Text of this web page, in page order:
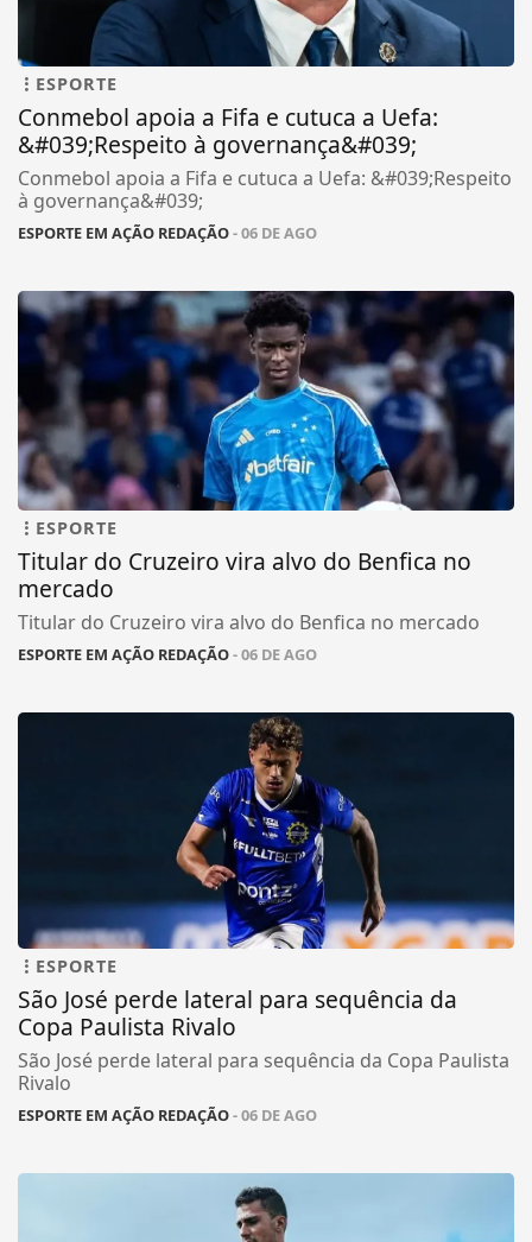
ESPORTE
Conmebol apoia a Fifa e cutuca a Uefa:
&#039;Respeito à governança&#039;
Conmebol apoia a Fifa e cutuca a Uefa: &#039;Respeito
à governança&#039;
ESPORTE EM AÇÃO REDAÇÃO- 06 DE AGO
ESPORTE
Titular do Cruzeiro vira alvo do Benfica no
mercado
Titular do Cruzeiro vira alvo do Benfica no mercado
ESPORTE EM AÇÃO REDAÇÃO- 06 DE AGO
ESPORTE
São José perde lateral para sequência da
Copa Paulista Rivalo
São José perde lateral para sequência da Copa Paulista
Rivalo
ESPORTE EM AÇÃO REDAÇÃO- 06 DE AGO